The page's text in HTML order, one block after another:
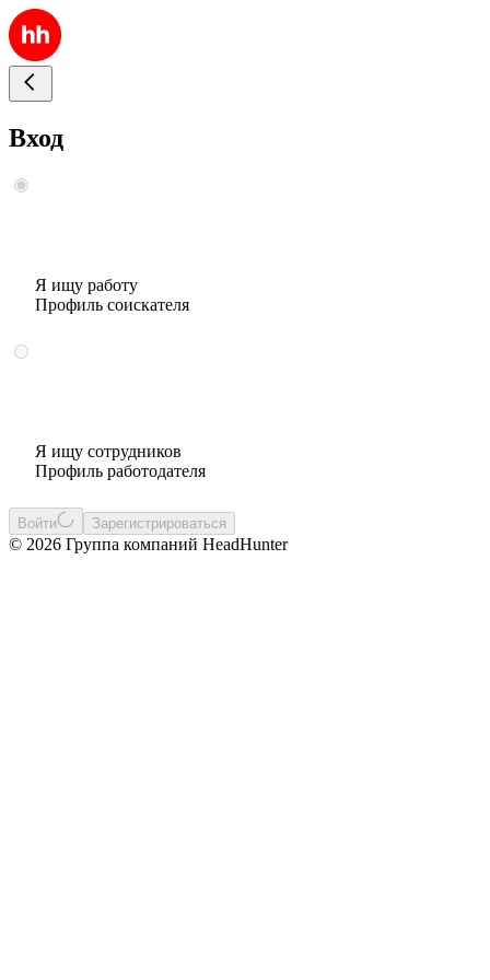
Вход
Я ищу работу
Профиль соискателя
Я ищу сотрудников
Профиль работодателя
Войти Зарегистрироваться
© 2026 Группа компаний HeadHunter